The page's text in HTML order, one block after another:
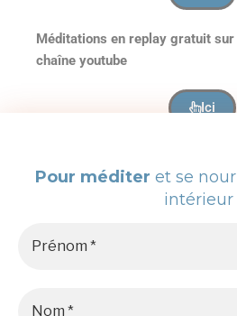
Méditations en replay gratuit
chaîne youtube
Ici
Ici
Pour méditer et se
intérieur